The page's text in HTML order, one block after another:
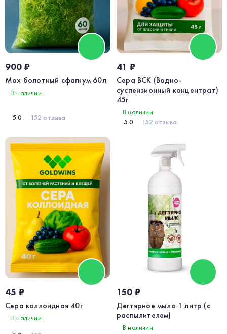
900 ₽
Мох болотный сфагнум 60л
В наличии
5.0 152 отзыва
41 ₽
Сера ВСК (Водно-
суспензионный концентрат)
45г
В наличии
5.0
152 отзыва
45 ₽
Сера коллоидная 40г
В наличии
150 ₽
Дегтярное мыло 1 литр (с
распылителем)
В наличии